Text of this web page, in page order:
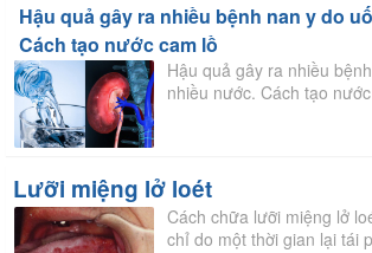
Hậu quả gây ra nhiều bệnh nan y do
Cách tạo nước cam lồ
Hậu quả gây ra nhiều
nhiều nước. Cách tạo
Lưỡi miệng lở loét
Cách chữa lưỡi miệng lở
chỉ do một thời gian lại tái